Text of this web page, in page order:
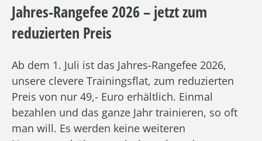
Jahres-Rangefee 2026 – jetzt zum
reduzierten Preis
Ab dem 1. Juli ist das Jahres-Rangefee 2026,
unsere clevere Trainingsflat, zum reduzierten
Preis von nur 49,- Euro erhältlich. Einmal
bezahlen und das ganze Jahr trainieren, so oft
man will. Es werden keine weiteren